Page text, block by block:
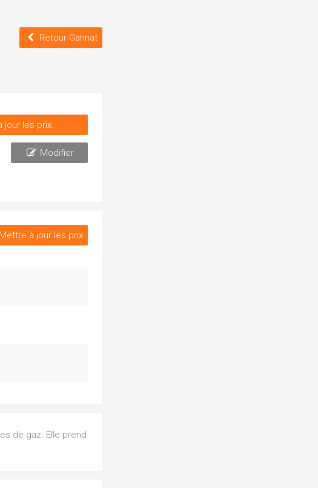
Retour Gannat
jour les prix
Modifier
Mettre à jour les prix
de gaz. Elle prend